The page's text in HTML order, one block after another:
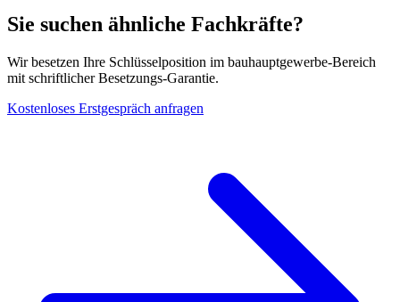
Sie suchen ähnliche Fachkräfte?
Wir besetzen Ihre Schlüsselposition im bauhauptgewerbe-Bereich
mit schriftlicher Besetzungs-Garantie.
Kostenloses Erstgespräch anfragen